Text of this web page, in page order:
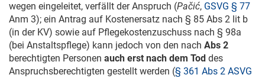
wegen eingeleitet, verfällt der Anspruch (Pačić, GSVG § 77
Anm 3); ein Antrag auf Kostenersatz nach § 85 Abs 2 lit b
(in der KV) sowie auf Pflegekostenzuschuss nach § 98a
(bei Anstaltspflege) kann jedoch von den nach Abs 2
berechtigten Personen auch erst nach dem Tod des
Anspruchsberechtigten gestellt werden (§ 361 Abs 2 ASVG